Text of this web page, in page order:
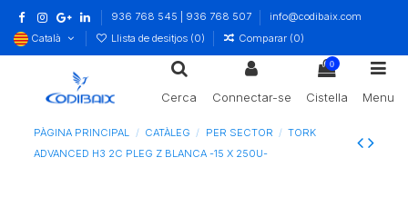
936 768 545 | 936 768 507
info@codibaix.com
Català
Llista de desitjos (0) Comparar (0)
Cerca Connectar-se
0
Cistella Menu
PÀGINA PRINCIPAL CATÀLEG PER SECTOR
TORK
ADVANCED H3 2C PLEG Z BLANCA -15 X 250U-